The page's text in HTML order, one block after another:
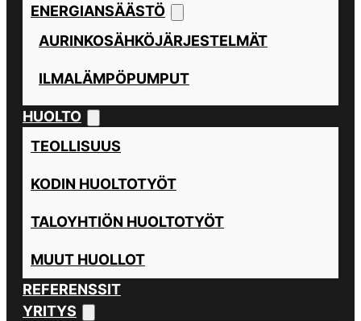
ENERGIANSÄÄSTÖ
AURINKOSÄHKÖJÄRJESTELMÄT
ILMALÄMPÖPUMPUT
HUOLTO
TEOLLISUUS
KODIN HUOLTOTYÖT
TALOYHTIÖN HUOLTOTYÖT
MUUT HUOLLOT
REFERENSSIT
YRITYS